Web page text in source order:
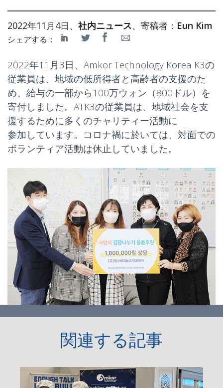
2022年11月4日、 社内ニュース、寄稿者： Eun Kim
シェアする：
2022年11月3日、Amkor Technology Korea K3の
従業員は、地域の低所得者と高齢者の支援のた
め、給与の一部から100万ウォン（800ドル）を
寄付しました。ATK3の従業員は、地域社会を支
援するために多くのチャリティー活動に
参加しています。コロナ禍に於いては、対面での
ボランティア活動は休止していました。
関連する記事